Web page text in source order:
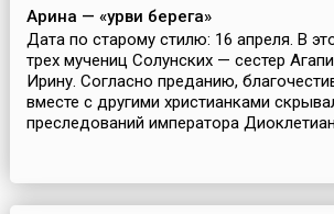
Арина — «урви берега»
Дата по старому стилю: 16 апреля. В
трех мучениц Солунских — сестер
Ирину. Согласно преданию,
вместе с другими христианками
преследований императора